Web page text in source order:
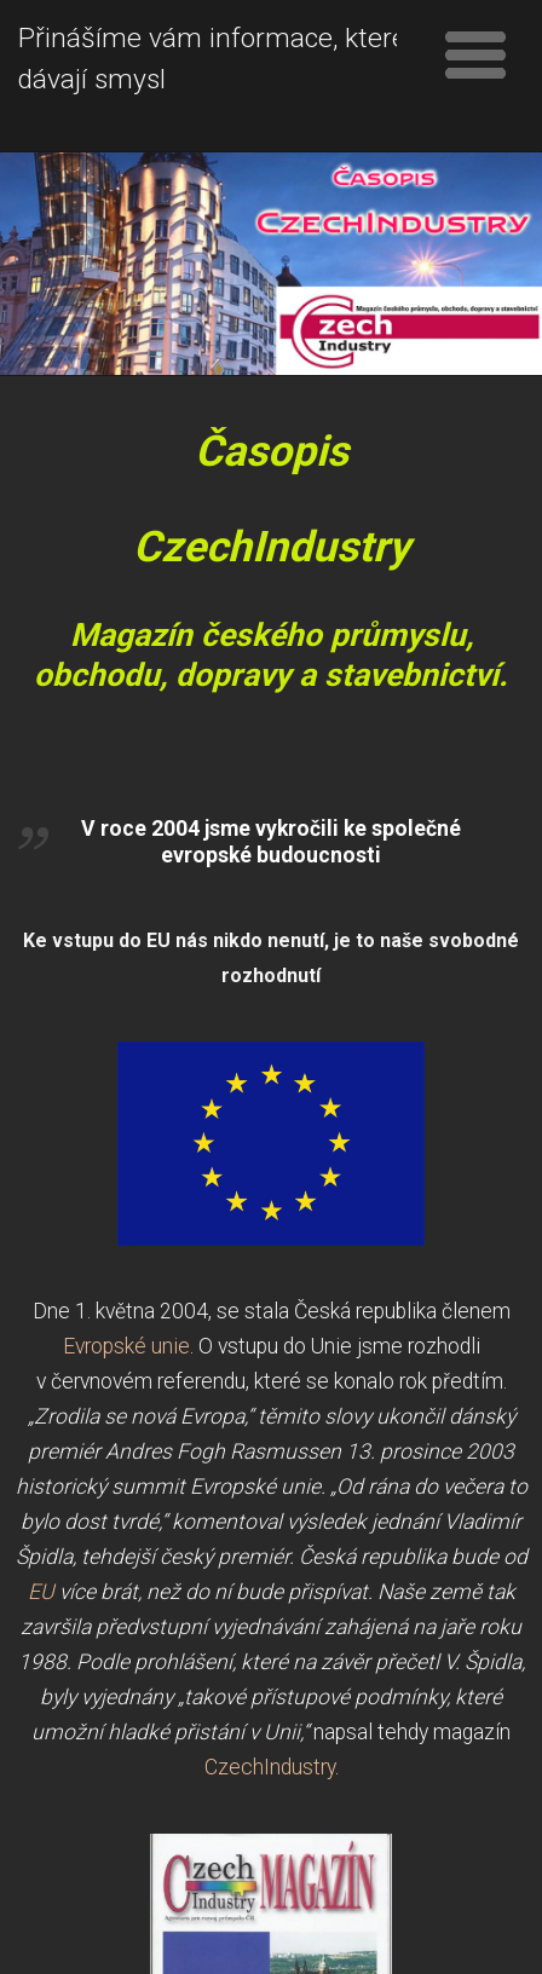
Přinášíme vám informace, které
dávají smysl
Časopis
CzechIndustry
Magazín českého průmyslu,
obchodu, dopravy a stavebnictví.
V roce 2004 jsme vykročili ke společné
evropské budoucnosti
Ke vstupu do EU nás nikdo nenutí, je to naše svobodné
rozhodnutí
Dne 1. května 2004, se stala Česká republika členem
Evropské unie. O vstupu do Unie jsme rozhodli
v červnovém referendu, které se konalo rok předtím.
„Zrodila se nová Evropa,“ těmito slovy ukončil dánský
premiér Andres Fogh Rasmussen 13. prosince 2003
historický summit Evropské unie. „Od rána do večera to
bylo dost tvrdé,“ komentoval výsledek jednání Vladimír
Špidla, tehdejší český premiér. Česká republika bude od
EUvíce brát, než do ní bude přispívat. Naše země tak
završila předvstupní vyjednávání zahájená na jaře roku
1988. Podle prohlášení, které na závěr přečetl V. Špidla,
byly vyjednány „takové přístupové podmínky, které
umožní hladké přistání v Unii,“napsal tehdy magazín
CzechIndustry.